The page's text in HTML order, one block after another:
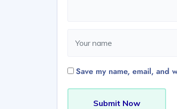
Save my name, email, and
Submit Now